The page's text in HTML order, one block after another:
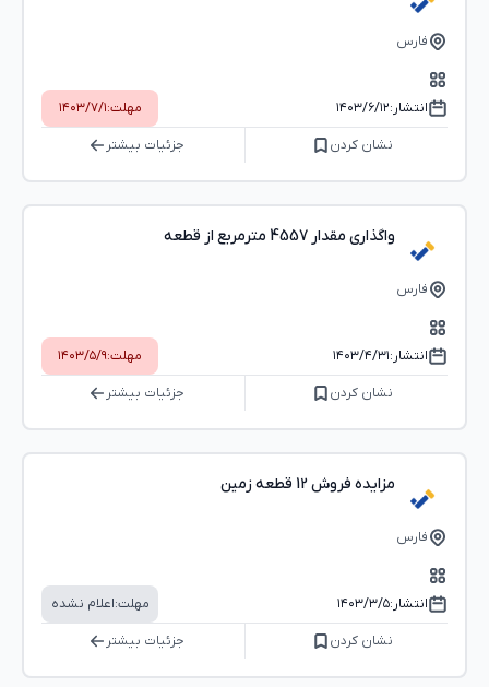
فارس
انتشار:۱۴۰۳/۶/۱۲ مهلت:۱۴۰۳/۷/۱
نشان کردن جزئیات بیشتر
واگذاری مقدار 4557 مترمربع از قطعه
فارس
انتشار:۱۴۰۳/۴/۳۱ مهلت:۱۴۰۳/۵/۹
نشان کردن جزئیات بیشتر
مزایده فروش 12 قطعه زمین
فارس
انتشار:۱۴۰۳/۳/۵ مهلت:اعلام نشده
نشان کردن جزئیات بیشتر